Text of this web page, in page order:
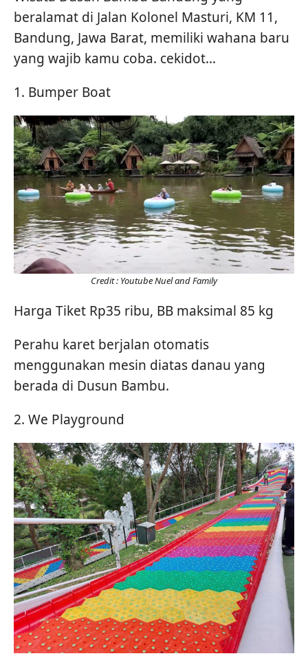
beralamat di Jalan Kolonel Masturi, KM 11,
Bandung, Jawa Barat, memiliki wahana baru
yang wajib kamu coba. cekidot…
1. Bumper Boat
Credit : Youtube Nuel and Family
Harga Tiket Rp35 ribu, BB maksimal 85 kg
Perahu karet berjalan otomatis
menggunakan mesin diatas danau yang
berada di Dusun Bambu.
2. We Playground